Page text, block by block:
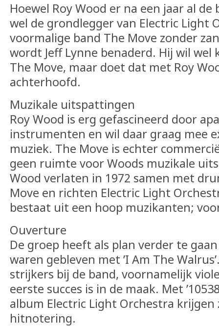
Hoewel Roy Wood er na een jaar al
wel de grondlegger van Electric Light
voormalige band The Move zonder
wordt Jeff Lynne benaderd. Hij wil wel
The Move, maar doet dat met Roy
achterhoofd.
Muzikale uitspattingen
Roy Wood is erg gefascineerd door
instrumenten en wil daar graag mee
muziek. The Move is echter
geen ruimte voor Woods muzikale
Wood verlaten in 1972 samen met
Move en richten Electric Light
bestaat uit een hoop muzikanten;
Ouverture
De groep heeft als plan verder te
waren gebleven met ’I Am The
strijkers bij de band, voornamelijk
eerste succes is in de maak. Met
album Electric Light Orchestra krijgen
hitnotering.